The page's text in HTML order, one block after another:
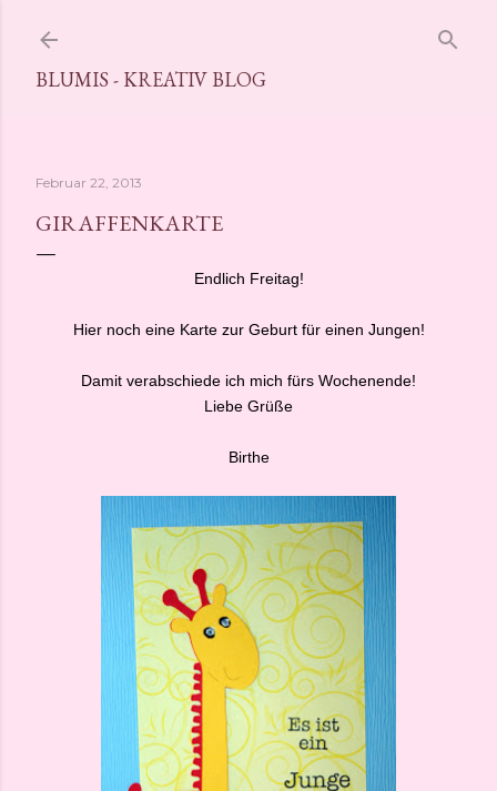
BLUMIS - KREATIV BLOG
Februar 22, 2013
GIRAFFENKARTE
Endlich Freitag!
Hier noch eine Karte zur Geburt für einen Jungen!
Damit verabschiede ich mich fürs Wochenende!
Liebe Grüße
Birthe